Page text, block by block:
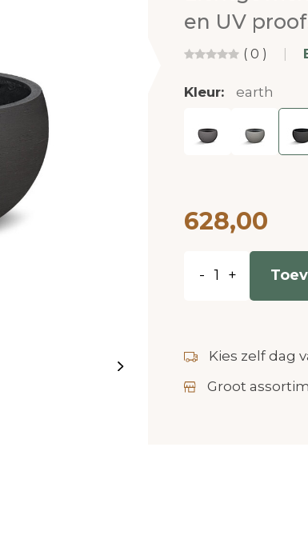
en UV
( 0 )
Kleur: earth
628,00
- +
Kies zelf dag
Groot